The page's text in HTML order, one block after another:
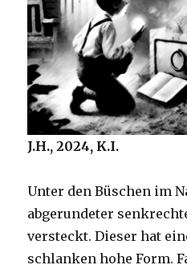
J.H., 2024, K.I.
Unter den Büschen im
abgerundeter
versteckt. Dieser hat
schlanken hohe Form.